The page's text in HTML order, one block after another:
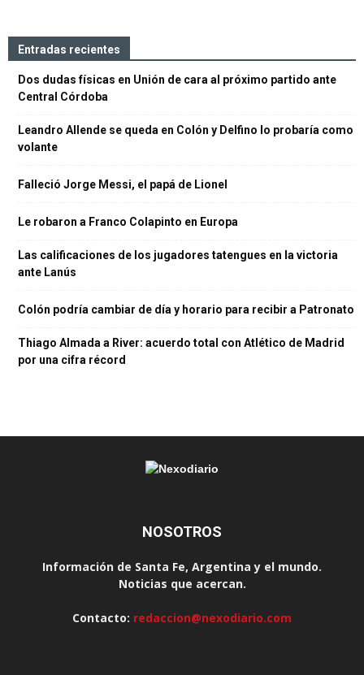
Entradas recientes
Dos dudas físicas en Unión de cara al próximo partido ante
Central Córdoba
Leandro Allende se queda en Colón y Delfino lo probaría como
volante
Falleció Jorge Messi, el papá de Lionel
Le robaron a Franco Colapinto en Europa
Las calificaciones de los jugadores tatengues en la victoria
ante Lanús
Colón podría cambiar de día y horario para recibir a Patronato
Thiago Almada a River: acuerdo total con Atlético de Madrid
por una cifra récord
NOSOTROS
Información de Santa Fe, Argentina y el mundo.
Noticias que acercan.
Contacto: redaccion@nexodiario.com